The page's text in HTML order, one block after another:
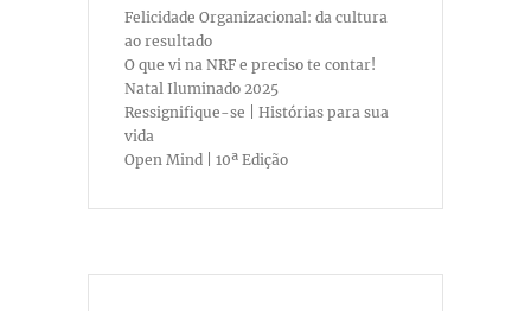
Felicidade Organizacional: da cultura
ao resultado
O que vi na NRF e preciso te contar!
Natal Iluminado 2025
Ressignifique-se | Histórias para sua
vida
Open Mind | 10ª Edição